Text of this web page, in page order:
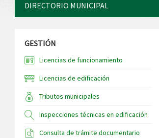
DIRECTORIO MUNICIPAL
GESTIÓN
Licencias de funcionamiento
Licencias de edificación
Tributos municipales
Inspecciones técnicas en edificación
Consulta de trámite documentario